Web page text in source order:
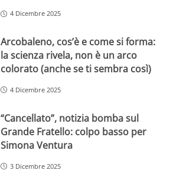
4 Dicembre 2025
Arcobaleno, cos’è e come si forma:
la scienza rivela, non è un arco
colorato (anche se ti sembra così)
4 Dicembre 2025
“Cancellato”, notizia bomba sul
Grande Fratello: colpo basso per
Simona Ventura
3 Dicembre 2025